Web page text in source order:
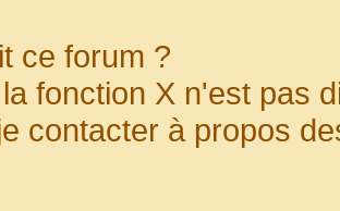
ce forum ?
fonction X n'est pas
contacter à propos